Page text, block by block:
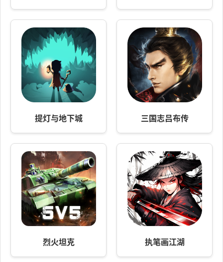
提灯与地下城 三国志吕布传
烈火坦克 执笔画江湖